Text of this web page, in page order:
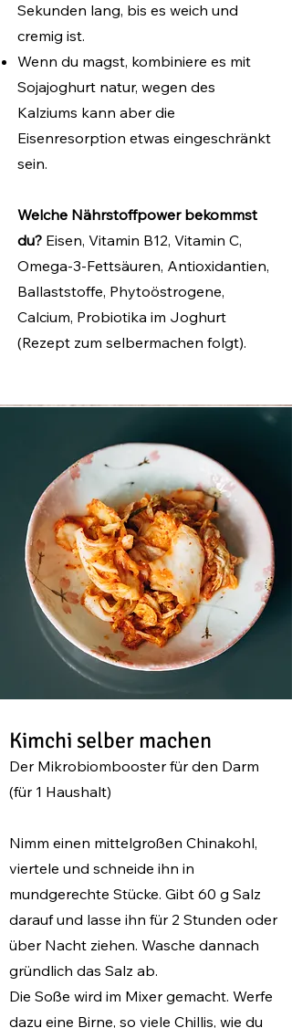
Sekunden lang, bis es weich und
cremig ist.
Wenn du magst, kombiniere es mit
Sojajoghurt natur, wegen des
Kalziums kann aber die
Eisenresorption etwas eingeschränkt
sein.
Welche Nährstoffpower bekommst
du? Eisen, Vitamin B12, Vitamin C,
Omega-3-Fettsäuren, Antioxidantien,
Ballaststoffe, Phytoöstrogene,
Calcium, Probiotika im Joghurt
(Rezept zum selbermachen folgt).
Kimchi selber machen
Der Mikrobiombooster für den Darm
(für 1 Haushalt)
Nimm einen mittelgroßen Chinakohl,
viertele und schneide ihn in
mundgerechte Stücke. Gibt 60 g Salz
darauf und lasse ihn für 2 Stunden oder
über Nacht ziehen. Wasche dannach
gründlich das Salz ab.
Die Soße wird im Mixer gemacht. Werfe
dazu eine Birne, so viele Chillis, wie du